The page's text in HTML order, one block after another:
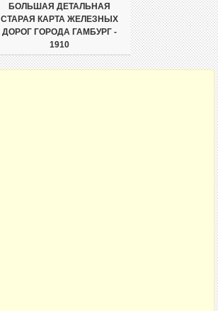
БОЛЬШАЯ ДЕТАЛЬНАЯ
СТАРАЯ КАРТА ЖЕЛЕЗНЫХ
ДОРОГ ГОРОДА ГАМБУРГ -
1910